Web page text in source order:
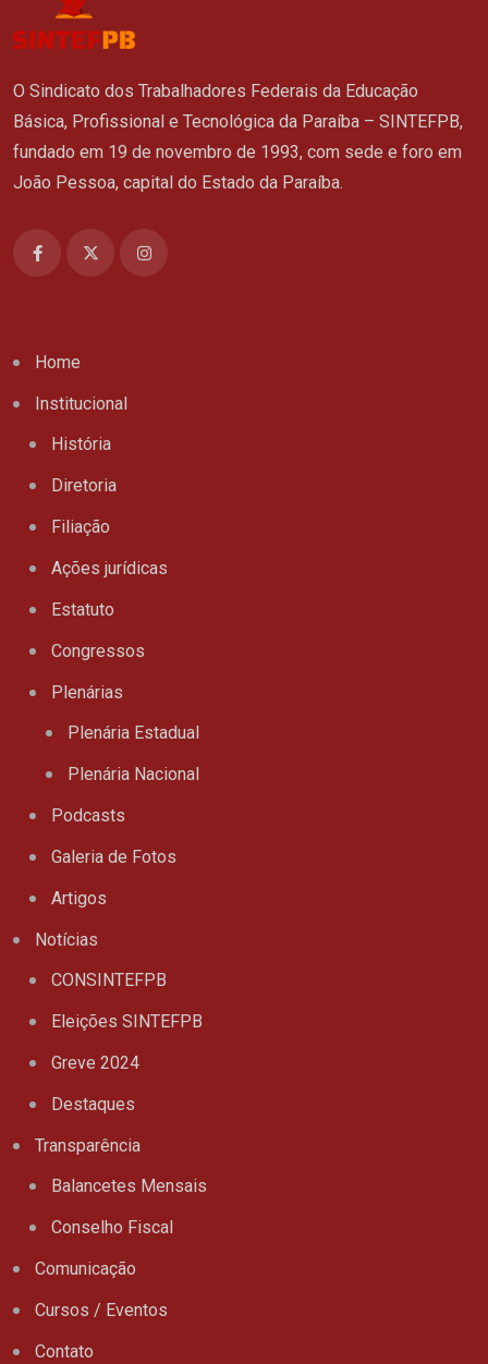
O Sindicato dos Trabalhadores Federais da Educação
Básica, Profissional e Tecnológica da Paraíba – SINTEFPB,
fundado em 19 de novembro de 1993, com sede e foro em
João Pessoa, capital do Estado da Paraíba.
Home
Institucional
História
Diretoria
Filiação
Ações jurídicas
Estatuto
Congressos
Plenárias
Plenária Estadual
Plenária Nacional
Podcasts
Galeria de Fotos
Artigos
Notícias
CONSINTEFPB
Eleições SINTEFPB
Greve 2024
Destaques
Transparência
Balancetes Mensais
Conselho Fiscal
Comunicação
Cursos / Eventos
Contato